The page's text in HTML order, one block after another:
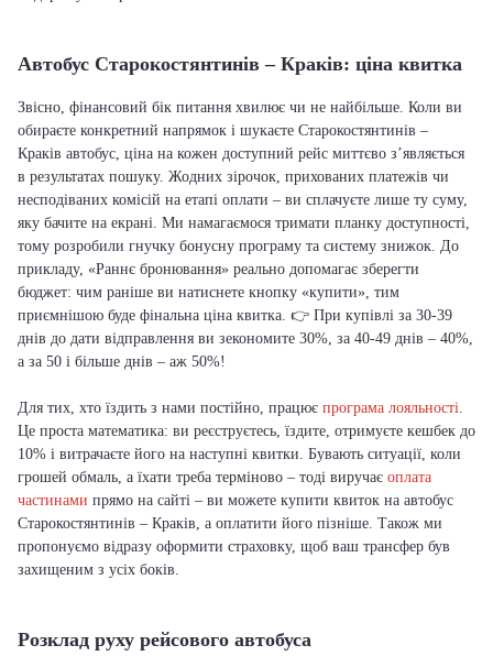
Автобус Старокостянтинів – Краків: ціна квитка
Звісно, фінансовий бік питання хвилює чи не найбільше. Коли ви
обираєте конкретний напрямок і шукаєте Старокостянтинів –
Краків автобус, ціна на кожен доступний рейс миттєво з’являється
в результатах пошуку. Жодних зірочок, прихованих платежів чи
несподіваних комісій на етапі оплати – ви сплачуєте лише ту суму,
яку бачите на екрані. Ми намагаємося тримати планку доступності,
тому розробили гнучку бонусну програму та систему знижок. До
прикладу, «Раннє бронювання» реально допомагає зберегти
бюджет: чим раніше ви натиснете кнопку «купити», тим
приємнішою буде фінальна ціна квитка. 👉 При купівлі за 30-39
днів до дати відправлення ви зекономите 30%, за 40-49 днів – 40%,
а за 50 і більше днів – аж 50%!
Для тих, хто їздить з нами постійно, працює програма лояльності.
Це проста математика: ви реєструєтесь, їздите, отримуєте кешбек до
10% і витрачаєте його на наступні квитки. Бувають ситуації, коли
грошей обмаль, а їхати треба терміново – тоді виручає оплата
частинами прямо на сайті – ви можете купити квиток на автобус
Старокостянтинів – Краків, а оплатити його пізніше. Також ми
пропонуємо відразу оформити страховку, щоб ваш трансфер був
захищеним з усіх боків.
Розклад руху рейсового автобуса